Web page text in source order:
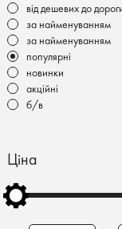
від дешевих до
за найменуванням
за найменуванням
популярні
новинки
акційні
б/в
Ціна